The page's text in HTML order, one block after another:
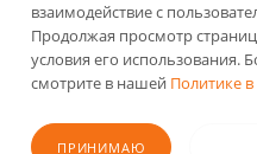
ПОЛИТИКА
взаимодействие с
Продолжая просмотр
условия его использования.
смотрите в нашей Политике
ПРИНИМАЮ